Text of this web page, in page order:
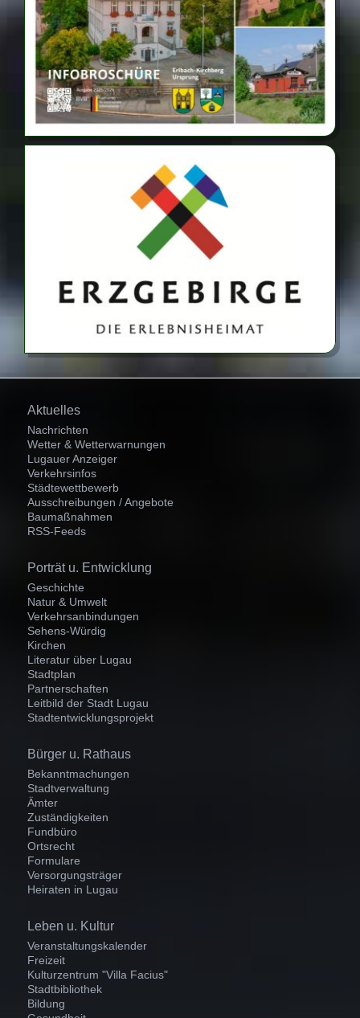
Navigation
überspringen
Aktuelles
Nachrichten
Wetter & Wetterwarnungen
Lugauer Anzeiger
Verkehrsinfos
Städtewettbewerb
Ausschreibungen / Angebote
Baumaßnahmen
RSS-Feeds
Navigation
überspringen
Porträt u. Entwicklung
Geschichte
Natur & Umwelt
Verkehrsanbindungen
Sehens-Würdig
Kirchen
Literatur über Lugau
Stadtplan
Partnerschaften
Leitbild der Stadt Lugau
Stadtentwicklungsprojekt
Navigation
überspringen
Bürger u. Rathaus
Bekanntmachungen
Stadtverwaltung
Ämter
Zuständigkeiten
Fundbüro
Ortsrecht
Formulare
Versorgungsträger
Heiraten in Lugau
Navigation
überspringen
Leben u. Kultur
Veranstaltungskalender
Freizeit
Kulturzentrum "Villa Facius"
Stadtbibliothek
Bildung